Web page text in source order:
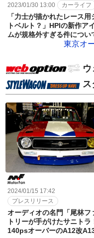
2023/01/30 13:00 カーライフ
「力士が描かれたレース用
トベルト？」HPIの新作ア
ムが規格外すぎる件につい
【東京オートサロン2023】
東京オ
ス
2024/01/15 17:42
プレスリリース
オーディオの名門「尾林フ
トリーが手がけたサニトラ
140psオーバーのA12改